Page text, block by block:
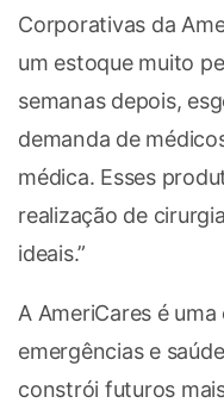
Corporativas da
um estoque muito
semanas depois,
demanda de
médica. Esses
realização de
ideais.”
A AmeriCares é
emergências e
constrói futuros